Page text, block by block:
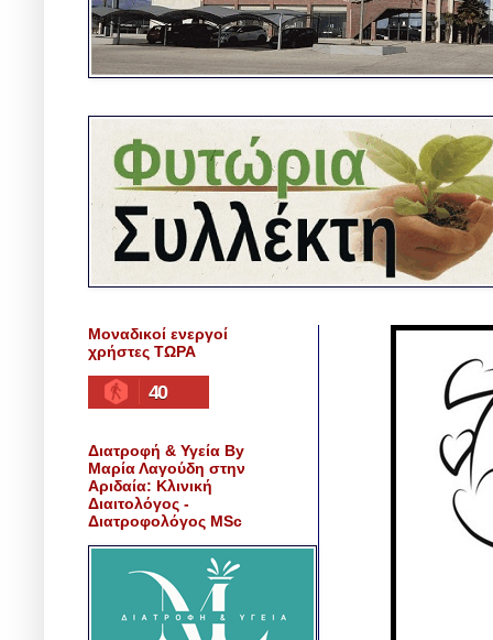
Μοναδικοί ενεργοί
χρήστες ΤΩΡΑ
40
Διατροφή & Υγεία By
Μαρία Λαγούδη στην
Αριδαία: Κλινική
Διαιτολόγος -
Διατροφολόγος MSc